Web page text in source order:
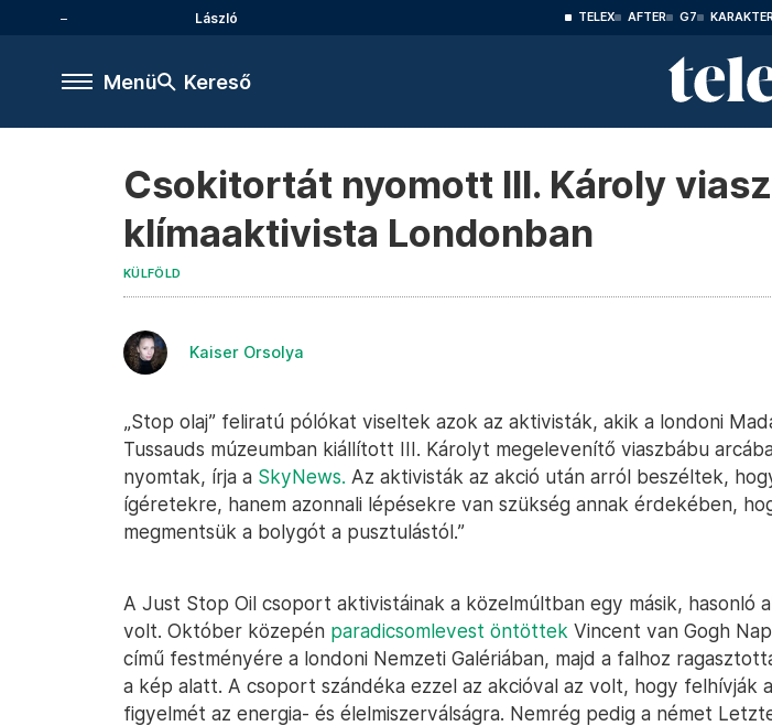
László TELEX AFTER G7
Menü Kereső
Csokitortát nyomott III. Károly
klímaaktivista Londonban
KÜLFÖLD
Kaiser Orsolya
„Stop olaj” feliratú pólókat viseltek azok az aktivisták, akik a londoni
Tussauds múzeumban kiállított III. Károlyt megelevenítő viaszbábu
nyomtak, írja a SkyNews. Az aktivisták az akció után arról beszéltek,
ígéretekre, hanem azonnali lépésekre van szükség annak érdekében,
megmentsük a bolygót a pusztulástól.”
A Just Stop Oil csoport aktivistáinak a közelmúltban egy másik, hasonló
volt. Október közepén paradicsomlevest öntöttek Vincent van Gogh
című festményére a londoni Nemzeti Galériában, majd a falhoz
a kép alatt. A csoport szándéka ezzel az akcióval az volt, hogy felhívják
figyelmét az energia- és élelmiszerválságra. Nemrég pedig a német